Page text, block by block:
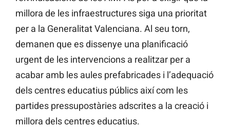
millora de les infraestructures siga una prioritat
per a la Generalitat Valenciana. Al seu torn,
demanen que es dissenye una planificació
urgent de les intervencions a realitzar per a
acabar amb les aules prefabricades i l’adequació
dels centres educatius públics així com les
partides pressupostàries adscrites a la creació i
millora dels centres educatius.